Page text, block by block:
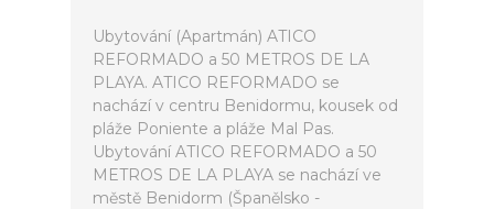
Ubytování (Apartmán) ATICO
REFORMADO a 50 METROS DE LA
PLAYA. ATICO REFORMADO se
nachází v centru Benidormu, kousek od
pláže Poniente a pláže Mal Pas.
Ubytování ATICO REFORMADO a 50
METROS DE LA PLAYA se nachází ve
městě Benidorm (Španělsko -